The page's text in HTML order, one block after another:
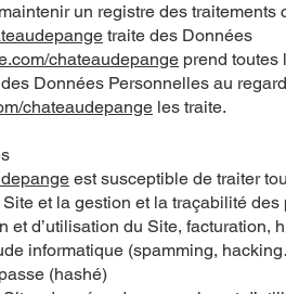
un registre des traitements
traite des Données
chateaudepange prend toutes
Données Personnelles au
chateaudepange les traite.
est susceptible de traiter
et la gestion et la traçabilité
et d’utilisation du Site, facturation,
informatique (spamming,
(hashé)